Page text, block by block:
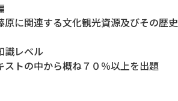
原に関連する文化観光資源及びその歴
識レベル
ストの中から概ね７０％以上を出題